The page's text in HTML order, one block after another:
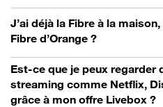
J’ai déjà la Fibre à la
Fibre d’Orange ?
Est-ce que je peux regarder
streaming comme Netflix,
grâce à mon offre Livebox ?